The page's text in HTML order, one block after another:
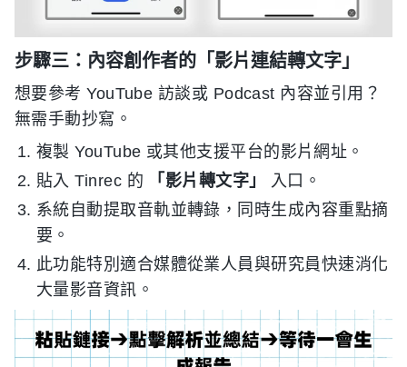
步驟三：內容創作者的「影片連結轉文字」
想要參考 YouTube 訪談或 Podcast 內容並引用？
無需手動抄寫。
複製 YouTube 或其他支援平台的影片網址。
貼入 Tinrec 的
「影片轉文字」
入口。
系統自動提取音軌並轉錄，同時生成內容重點摘
要。
此功能特別適合媒體從業人員與研究員快速消化
大量影音資訊。